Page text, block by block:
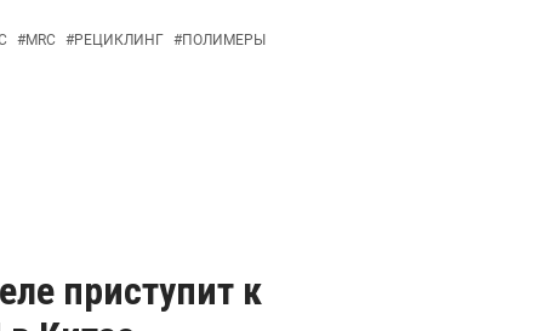
#MRC #РЕЦИКЛИНГ #ПОЛИМЕРЫ
приступит к